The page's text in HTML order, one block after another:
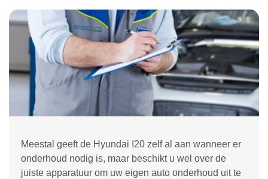
Meestal geeft de Hyundai I20 zelf al aan wanneer er
onderhoud nodig is, maar beschikt u wel over de
juiste apparatuur om uw eigen auto onderhoud uit te